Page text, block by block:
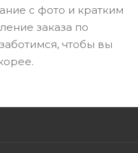
с фото и кратким
заказа по
чтобы вы